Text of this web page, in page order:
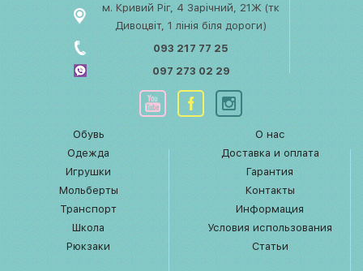
м. Кривий Ріг, 4 Зарічний, 21Ж (тк
Дивоцвіт, 1 лінія біля дороги)
093 217 77 25
097 273 02 29
Обувь
Одежда
Игрушки
Мольберты
Транспорт
Школа
Рюкзаки
О нас
Доставка и оплата
Гарантия
Контакты
Информация
Условия использования
Статьи